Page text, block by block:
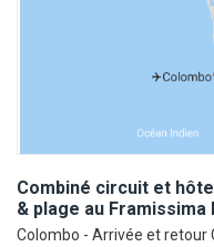
Combiné circuit et
& plage au Framissima
Colombo - Arrivée et retour